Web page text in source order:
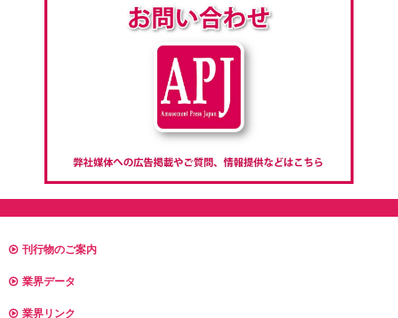
刊行物のご案内
業界データ
業界リンク